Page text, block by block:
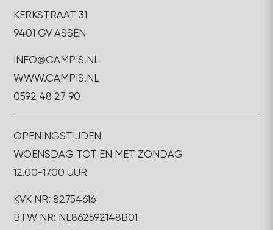
KERKSTRAAT 31
9401 GV ASSEN
INFO@CAMPIS.NL
WWW.CAMPIS.NL
0592 48 27 90
OPENINGSTIJDEN
WOENSDAG TOT EN MET ZONDAG
12.00-17.00 UUR
KVK NR: 82754616
BTW NR: NL862592148B01